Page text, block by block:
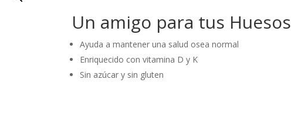
Un amigo para tus Huesos
Ayuda a mantener una salud osea normal
Enriquecido con vitamina D y K
Sin azúcar y sin gluten